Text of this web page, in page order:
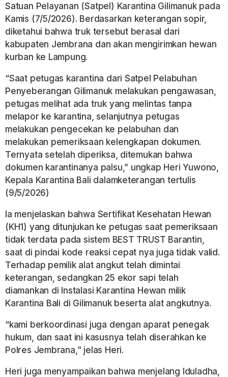
Satuan Pelayanan (Satpel) Karantina Gilimanuk pada
Kamis (7/5/2026). Berdasarkan keterangan sopir,
diketahui bahwa truk tersebut berasal dari
kabupaten Jembrana dan akan mengirimkan hewan
kurban ke Lampung.
“Saat petugas karantina dari Satpel Pelabuhan
Penyeberangan Gilimanuk melakukan pengawasan,
petugas melihat ada truk yang melintas tanpa
melapor ke karantina, selanjutnya petugas
melakukan pengecekan ke pelabuhan dan
melakukan pemeriksaan kelengkapan dokumen.
Ternyata setelah diperiksa, ditemukan bahwa
dokumen karantinanya palsu,” ungkap Heri Yuwono,
Kepala Karantina Bali dalamketerangan tertulis
(9/5/2026)
Ia menjelaskan bahwa Sertifikat Kesehatan Hewan
(KH1) yang ditunjukan ke petugas saat pemeriksaan
tidak terdata pada sistem BEST TRUST Barantin,
saat di pindai kode reaksi cepat nya juga tidak valid.
Terhadap pemilik alat angkut telah dimintai
keterangan, sedangkan 25 ekor sapi telah
diamankan di Instalasi Karantina Hewan milik
Karantina Bali di Gilimanuk beserta alat angkutnya.
“kami berkoordinasi juga dengan aparat penegak
hukum, dan saat ini kasusnya telah diserahkan ke
Polres Jembrana,” jelas Heri.
Heri juga menyampaikan bahwa menjelang Iduladha,